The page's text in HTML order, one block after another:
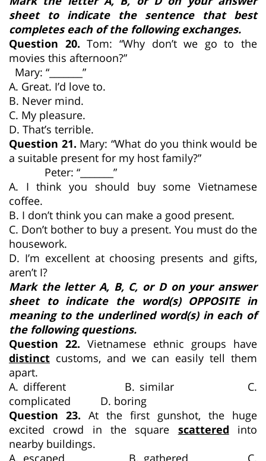
sheet to indicate the sentence that best
completes each of the following exchanges.
Question 20. Tom: “Why don’t we go to the
movies this afternoon?”
Mary: “_______”
A. Great. I’d love to.
B. Never mind.
C. My pleasure.
D. That’s terrible.
Question 21. Mary: “What do you think would be
a suitable present for my host family?”
Peter: “_______”
A. I think you should buy some Vietnamese
coffee.
B. I don’t think you can make a good present.
C. Don’t bother to buy a present. You must do the
housework.
D. I’m excellent at choosing presents and gifts,
aren’t I?
Mark the letter A, B, C, or D on your answer
sheet to indicate the word(s) OPPOSITE in
meaning to the underlined word(s) in each of
the following questions.
Question 22. Vietnamese ethnic groups have
distinct customs, and we can easily tell them
apart.
A. different B. similar C.
complicated D. boring
Question 23. At the first gunshot, the huge
excited crowd in the square scattered into
nearby buildings.
A. escaped B. gathered C.